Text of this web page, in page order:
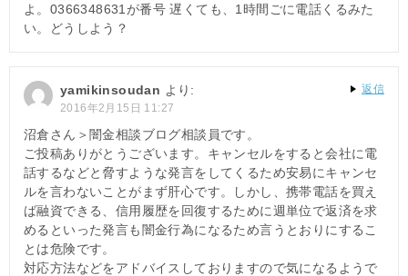
よ。0366348631が番号 遅くても、1時間ごに電話くるみた
い。どうしよう？
yamikinsoudan より:
2016年2月15日 11:27
沼倉さん＞闇金相談ブログ相談員です。
ご投稿ありがとうございます。キャンセルをすると会社に電
話するなどと脅すような発言をしてくるため安易にキャンセ
ルを言わないことがまず肝心です。しかし、携帯電話を買え
ば融資できる、信用履歴を回復するために週単位で返済を求
めるといった発言も闇金行為になるため言うとおりにするこ
とは危険です。
対応方法などをアドバイスしておりますので気になるようで
返信